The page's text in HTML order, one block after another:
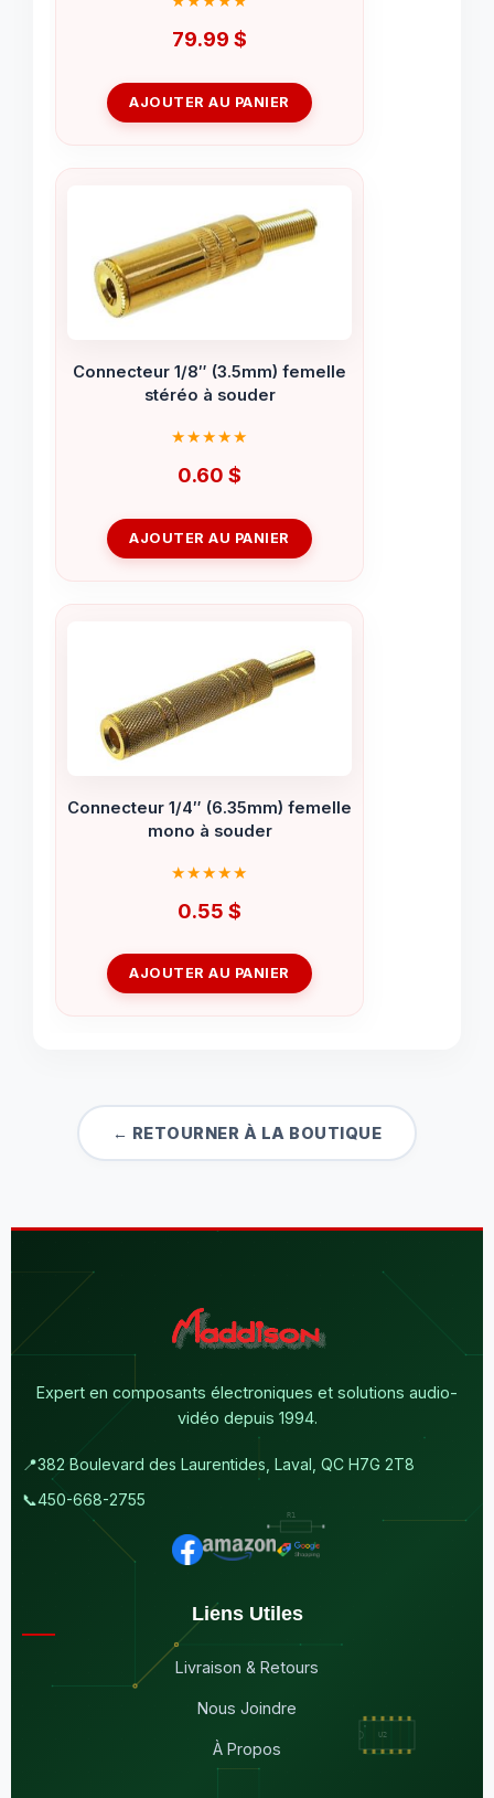
79.99 $
AJOUTER AU PANIER
Connecteur 1/8″ (3.5mm) femelle
stéréo à souder
0.60 $
AJOUTER AU PANIER
Connecteur 1/4″ (6.35mm) femelle
mono à souder
0.55 $
AJOUTER AU PANIER
← RETOURNER À LA BOUTIQUE
Expert en composants électroniques et solutions audio-
vidéo depuis 1994.
📍382 Boulevard des Laurentides, Laval, QC H7G 2T8
📞450-668-2755
Liens Utiles
Livraison & Retours
Nous Joindre
À Propos